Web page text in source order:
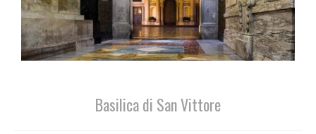
Basilica di San Vittore